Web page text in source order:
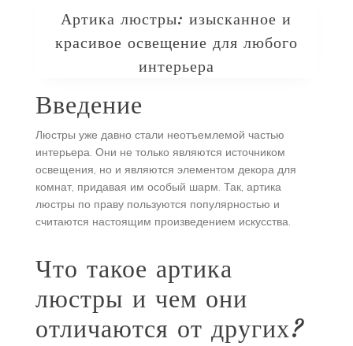
Артика люстры: изысканное и
красивое освещение для любого
интерьера
Введение
Люстры уже давно стали неотъемлемой частью
интерьера. Они не только являются источником
освещения, но и являются элементом декора для
комнат, придавая им особый шарм. Так, артика
люстры по праву пользуются популярностью и
считаются настоящим произведением искусства.
Что такое артика
люстры и чем они
отличаются от других?